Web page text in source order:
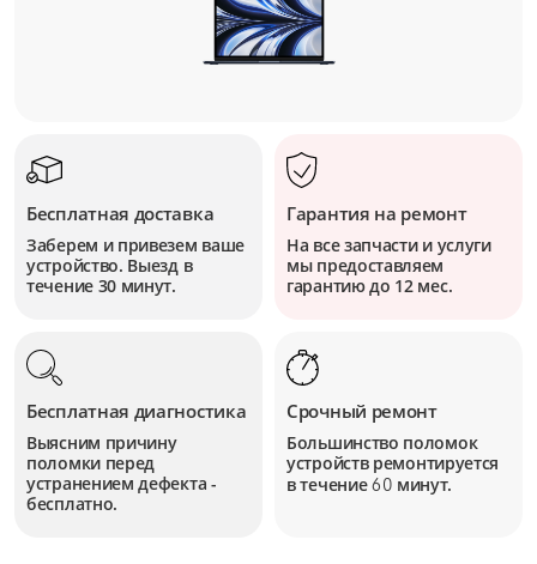
Бесплатная доставка
Заберем и привезем ваше
устройство. Выезд в
течение 30 минут.
Гарантия на ремонт
На все запчасти и услуги
мы предоставляем
гарантию до 12 мес.
Бесплатная диагностика
Выясним причину
поломки перед
устранением дефекта -
бесплатно.
Срочный ремонт
Большинство поломок
устройств ремонтируется
в течение60 минут.